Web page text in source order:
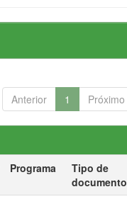
Anterior 1 Próximo
Programa
Tipo de
documento